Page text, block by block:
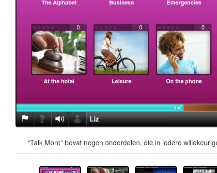
“Talk More” bevat negen onderdelen, die in iedere